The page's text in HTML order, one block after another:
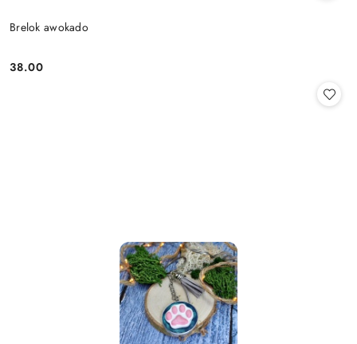
Brelok awokado
Cena:
38.00